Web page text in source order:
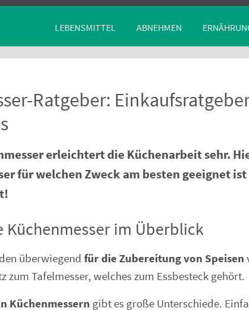
LEBENSMITTEL ABNEHMEN
Ratgeber:
erleichtert die Küchenarbeit sehr.
für welchen Zweck am besten geeignet
Küchenmesser im Überblick
überwiegend für die Zubereitung von Speisen
zum Tafelmesser, welches zum Essbesteck gehört.
Küchenmessern gibt es große Unterschiede.